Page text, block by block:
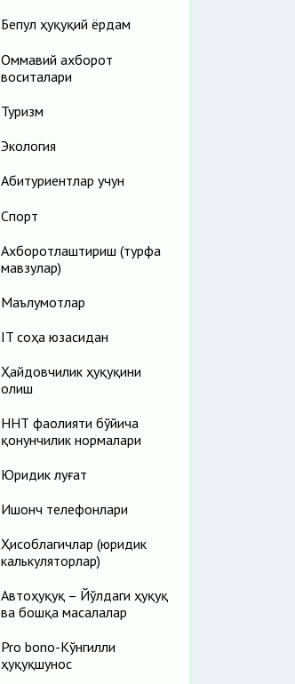
Бепул ҳуқуқий ёрдам
Оммавий ахборот
воситалари
Туризм
Экология
Абитуриентлар учун
Спорт
Ахборотлаштириш (турфа
мавзулар)
Маълумотлар
IT соҳа юзасидан
Ҳайдовчилик ҳуқуқини
олиш
ННТ фаолияти бўйича
қонунчилик нормалари
Юридик луғат
Ишонч телефонлари
Ҳисоблагичлар (юридик
калькуляторлар)
Автоҳуқуқ – Йўлдаги ҳуқуқ
ва бошқа масалалар
Pro bono-Кўнгилли
ҳуқуқшунос